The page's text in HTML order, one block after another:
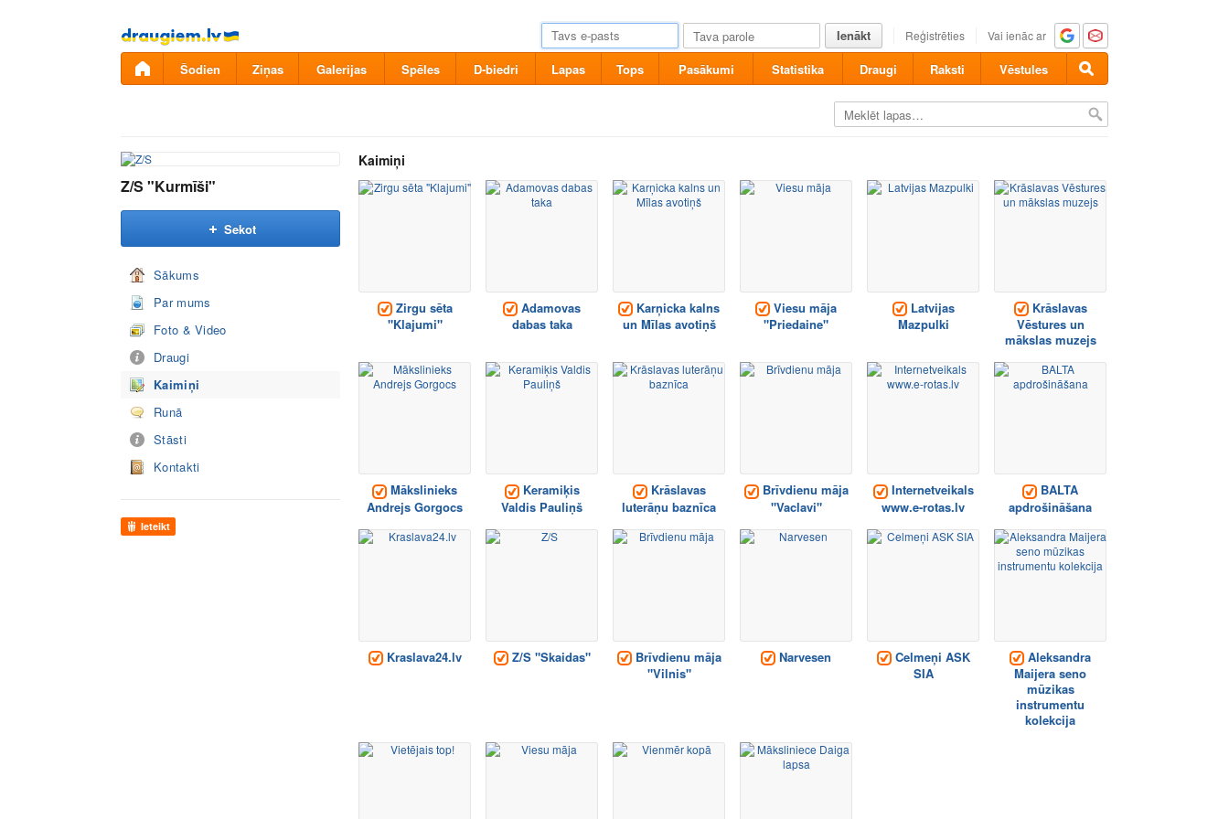
Pāriet
uz
saturu
Ienākt Reģistrēties Vai ienāc ar
Šodien Ziņas Galerijas Spēles D-biedri Lapas Tops Pasākumi Statistika Draugi Raksti Vēstules
Z/S "Kurmīši"
Sekot
Sākums
Par mums
Foto & Video
Draugi
Kaimiņi
Runā
Stāsti
Kontakti
Ieteikt
Kaimiņi
Zirgu sēta
"Klajumi"
Adamovas
dabas taka
Karņicka kalns
un Mīlas avotiņš
Viesu māja
"Priedaine"
Latvijas
Mazpulki
Krāslavas
Vēstures un
mākslas muzejs
Mākslinieks
Andrejs Gorgocs
Keramiķis
Valdis Pauliņš
Krāslavas
luterāņu baznīca
Brīvdienu māja
"Vaclavi"
Internetveikals
www.e-rotas.lv
BALTA
apdrošināšana
Kraslava24.lv Z/S "Skaidas"
Brīvdienu māja
"Vilnis"
Narvesen
Celmeņi ASK
SIA
Aleksandra
Maijera seno
mūzikas
instrumentu
kolekcija